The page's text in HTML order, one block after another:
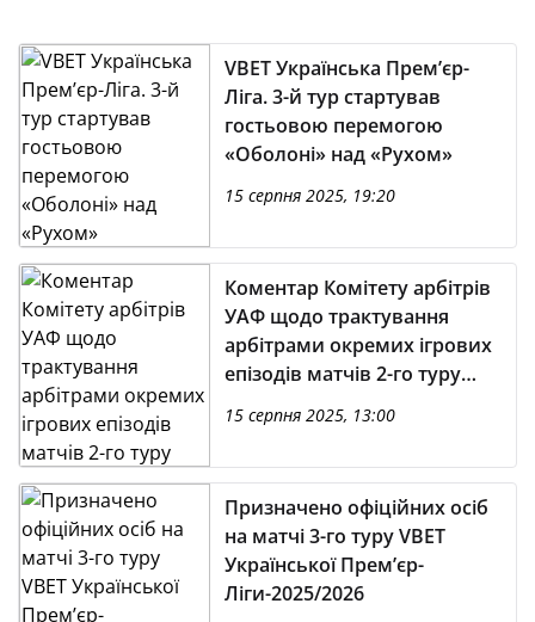
VBET Українська Премʼєр-
Ліга. 3-й тур стартував
гостьовою перемогою
«Оболоні» над «Рухом»
15 серпня 2025, 19:20
Коментар Комітету арбітрів
УАФ щодо трактування
арбітрами окремих ігрових
епізодів матчів 2-го туру
Ліги-2025/2026
15 серпня 2025, 13:00
Призначено офіційних осіб
на матчі 3-го туру VBET
Української Премʼєр-
Ліги-2025/2026